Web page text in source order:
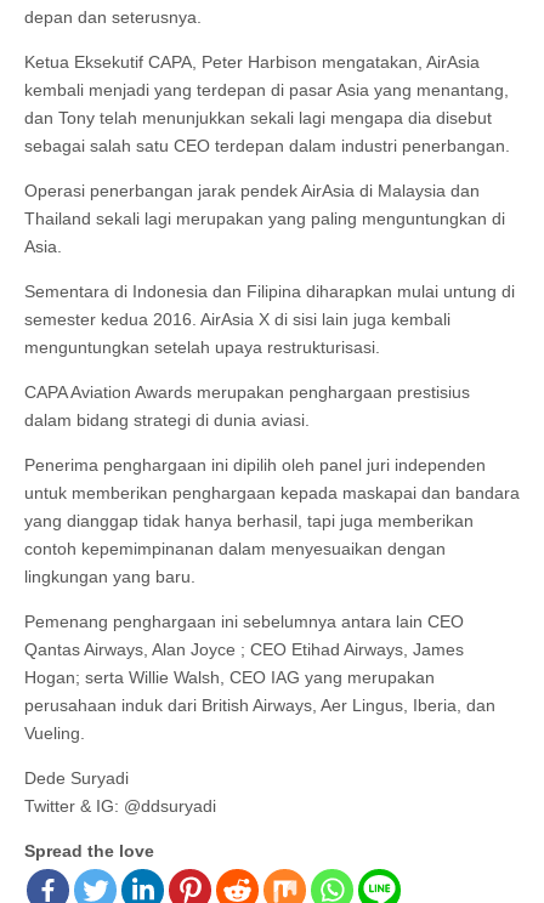
depan dan seterusnya.
Ketua Eksekutif CAPA, Peter Harbison mengatakan, AirAsia
kembali menjadi yang terdepan di pasar Asia yang menantang,
dan Tony telah menunjukkan sekali lagi mengapa dia disebut
sebagai salah satu CEO terdepan dalam industri penerbangan.
Operasi penerbangan jarak pendek AirAsia di Malaysia dan
Thailand sekali lagi merupakan yang paling menguntungkan di
Asia.
Sementara di Indonesia dan Filipina diharapkan mulai untung di
semester kedua 2016. AirAsia X di sisi lain juga kembali
menguntungkan setelah upaya restrukturisasi.
CAPA Aviation Awards merupakan penghargaan prestisius
dalam bidang strategi di dunia aviasi.
Penerima penghargaan ini dipilih oleh panel juri independen
untuk memberikan penghargaan kepada maskapai dan bandara
yang dianggap tidak hanya berhasil, tapi juga memberikan
contoh kepemimpinanan dalam menyesuaikan dengan
lingkungan yang baru.
Pemenang penghargaan ini sebelumnya antara lain CEO
Qantas Airways, Alan Joyce ; CEO Etihad Airways, James
Hogan; serta Willie Walsh, CEO IAG yang merupakan
perusahaan induk dari British Airways, Aer Lingus, Iberia, dan
Vueling.
Dede Suryadi
Twitter & IG: @ddsuryadi
Spread the love